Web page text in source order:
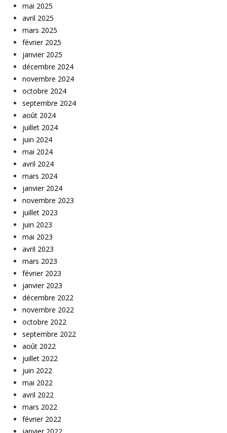
mai 2025
avril 2025
mars 2025
février 2025
janvier 2025
décembre 2024
novembre 2024
octobre 2024
septembre 2024
août 2024
juillet 2024
juin 2024
mai 2024
avril 2024
mars 2024
janvier 2024
novembre 2023
juillet 2023
juin 2023
mai 2023
avril 2023
mars 2023
février 2023
janvier 2023
décembre 2022
novembre 2022
octobre 2022
septembre 2022
août 2022
juillet 2022
juin 2022
mai 2022
avril 2022
mars 2022
février 2022